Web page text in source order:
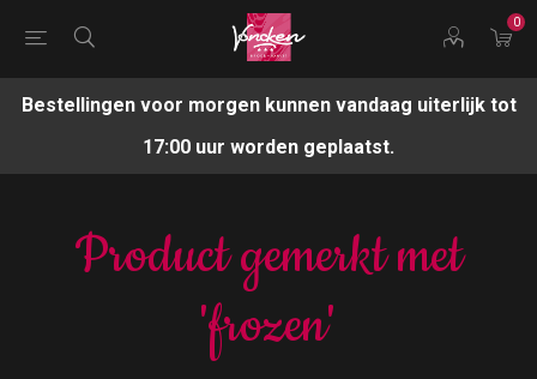
0
Bestellingen voor morgen kunnen vandaag uiterlijk tot
17:00 uur worden geplaatst.
Product gemerkt met
'frozen'